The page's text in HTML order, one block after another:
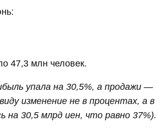
47,3 млн человек.
упала на 30,5%, а продажи —
изменение не в процентах, а в
на 30,5 млрд иен, что равно 37%).